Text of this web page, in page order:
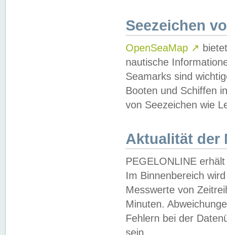
Seezeichen
OpenSeaMap ↗
nautische
Seamarks sind
Booten und Schiffen
von Seezeichen wie
Aktualität der
PEGELONLINE
Im Binnenbereich
Messwerte von
Minuten.
Fehlern bei der
sein.